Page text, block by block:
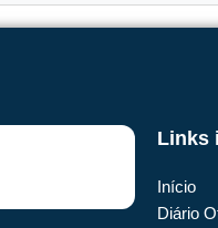
Links
Início
Diário